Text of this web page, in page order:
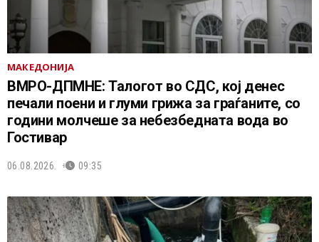
МАКЕДОНИЈА
ВМРО-ДПМНЕ: Талогот во СДС, кој денес
печали поени и глуми грижа за граѓаните, со
години молчеше за небезбедната вода во
Гостивар
06.08.2026. 09:35